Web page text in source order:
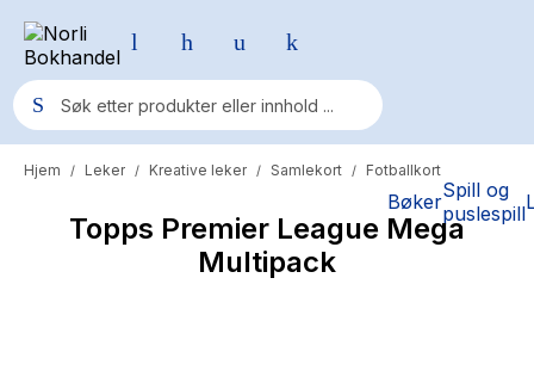
BøkerSpill og
puslespill
Populære søk
Pokemon
Hjem / Leker / Kreative leker / Samlekort / Fotballkort
Topps Premier League Mega
Multipack